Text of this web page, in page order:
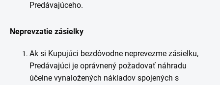
Predávajúceho.
Neprevzatie zásielky
Ak si Kupujúci bezdôvodne neprevezme zásielku,
Predávajúci je oprávnený požadovať náhradu
účelne vynaložených nákladov spojených s